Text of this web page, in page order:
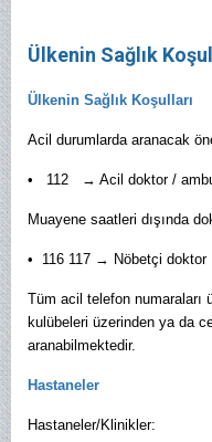
Ülkenin Sağlık
Ülkenin Sağlık Koşulları
Acil durumlarda aranacak
• 112 → Acil doktor /
Muayene saatleri dışında
• 116 117 → Nöbetçi doktor
Tüm acil telefon numaraları
kulübeleri üzerinden ya da
aranabilmektedir.
Hastaneler
Hastaneler/Klinikler: